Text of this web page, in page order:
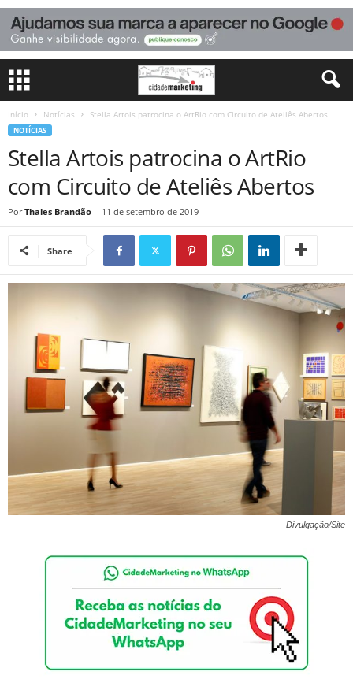
Início Notícias Stella Artois patrocina o ArtRio com Circuito de Ateliês Abertos
NOTÍCIAS
Stella Artois patrocina o ArtRio
com Circuito de Ateliês Abertos
Por Thales Brandão - 11 de setembro de 2019
Share
Divulgação/Site